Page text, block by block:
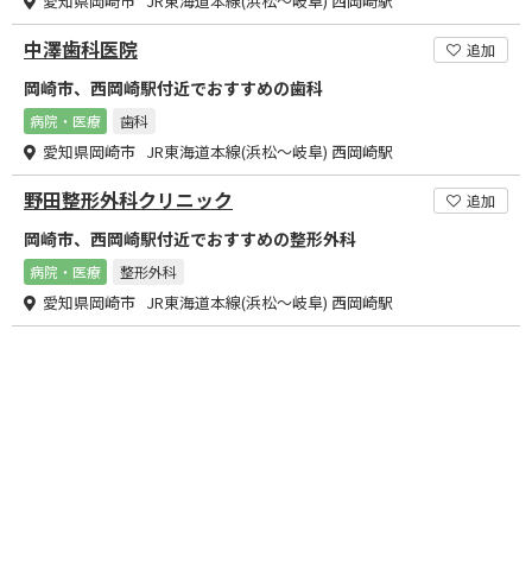
中澤歯科医院 追加
岡崎市、西岡崎駅付近でおすすめの歯科
病院・医療 歯科
愛知県岡崎市 JR東海道本線(浜松～岐阜) 西岡崎駅
野田整形外科クリニック 追加
岡崎市、西岡崎駅付近でおすすめの整形外科
病院・医療 整形外科
愛知県岡崎市 JR東海道本線(浜松～岐阜) 西岡崎駅